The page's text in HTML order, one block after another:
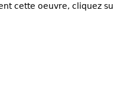
cette oeuvre, cliquez